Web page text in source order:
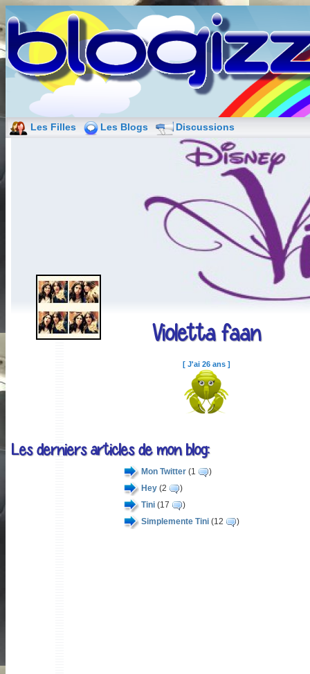
Les Filles Les Blogs Discussions
Violetta faan
[ J'ai 26 ans ]
Les derniers articles de mon blog:
Mon Twitter (1
)
Hey (2
)
Tini (17
)
Simplemente Tini (12 )